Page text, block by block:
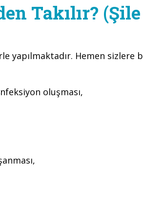
Takılır? (Şile
yapılmaktadır. Hemen sizlere
oluşması,